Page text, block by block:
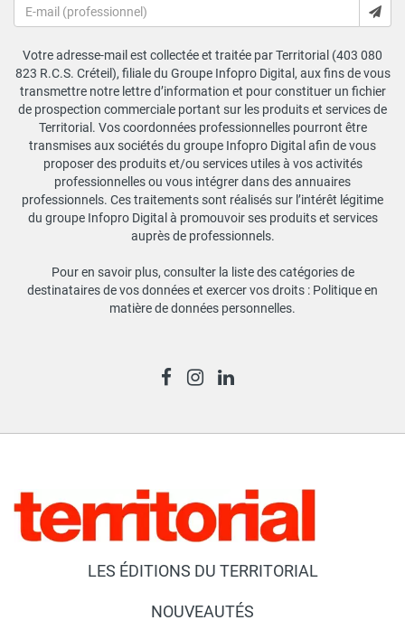
Votre adresse-mail est collectée et traitée par Territorial (403 080
823 R.C.S. Créteil), filiale du Groupe Infopro Digital, aux fins de vous
transmettre notre lettre d’information et pour constituer un fichier
de prospection commerciale portant sur les produits et services de
Territorial. Vos coordonnées professionnelles pourront être
transmises aux sociétés du groupe Infopro Digital afin de vous
proposer des produits et/ou services utiles à vos activités
professionnelles ou vous intégrer dans des annuaires
professionnels. Ces traitements sont réalisés sur l’intérêt légitime
du groupe Infopro Digital à promouvoir ses produits et services
auprès de professionnels.
Pour en savoir plus, consulter la liste des catégories de
destinataires de vos données et exercer vos droits : Politique en
matière de données personnelles.
LES ÉDITIONS DU TERRITORIAL
NOUVEAUTÉS